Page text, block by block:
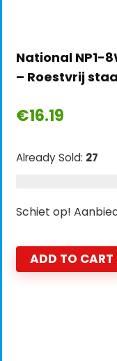
National NP1-
– Roestvrij
€16.19
Already Sold: 27
Schiet op!
ADD TO CART